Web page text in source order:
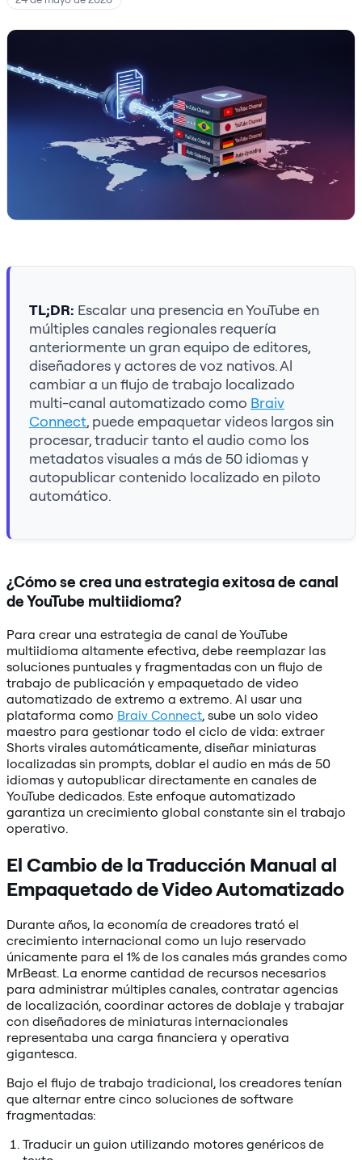
TL;DR: Escalar una presencia en YouTube en
múltiples canales regionales requería
anteriormente un gran equipo de editores,
diseñadores y actores de voz nativos. Al
cambiar a un flujo de trabajo localizado
multi-canal automatizado como Braiv
Connect, puede empaquetar videos largos sin
procesar, traducir tanto el audio como los
metadatos visuales a más de 50 idiomas y
autopublicar contenido localizado en piloto
automático.
¿Cómo se crea una estrategia exitosa de canal
de YouTube multiidioma?
Para crear una estrategia de canal de YouTube
multiidioma altamente efectiva, debe reemplazar las
soluciones puntuales y fragmentadas con un flujo de
trabajo de publicación y empaquetado de video
automatizado de extremo a extremo. Al usar una
plataforma como Braiv Connect, sube un solo video
maestro para gestionar todo el ciclo de vida: extraer
Shorts virales automáticamente, diseñar miniaturas
localizadas sin prompts, doblar el audio en más de 50
idiomas y autopublicar directamente en canales de
YouTube dedicados. Este enfoque automatizado
garantiza un crecimiento global constante sin el trabajo
operativo.
El Cambio de la Traducción Manual al
Empaquetado de Video Automatizado
Durante años, la economía de creadores trató el
crecimiento internacional como un lujo reservado
únicamente para el 1% de los canales más grandes como
MrBeast. La enorme cantidad de recursos necesarios
para administrar múltiples canales, contratar agencias
de localización, coordinar actores de doblaje y trabajar
con diseñadores de miniaturas internacionales
representaba una carga financiera y operativa
gigantesca.
Bajo el flujo de trabajo tradicional, los creadores tenían
que alternar entre cinco soluciones de software
fragmentadas:
Traducir un guion utilizando motores genéricos de